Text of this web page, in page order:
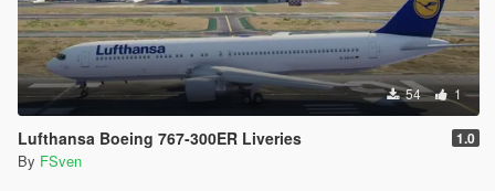
54 1
Lufthansa Boeing 767-300ER Liveries 1.0
By FSven